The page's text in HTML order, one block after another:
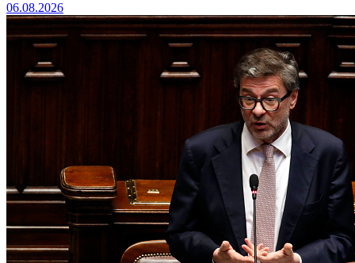
06.08.2026